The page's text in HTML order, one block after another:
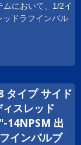
において、1/2イ
ッドラフインバル
NSF、cUPC、
。 世界中でビジネ
ポートしていま
要求に応じてカス
、G 1/2、および
タイプ サイド
スレッド
14NPSM 出
インバルブ